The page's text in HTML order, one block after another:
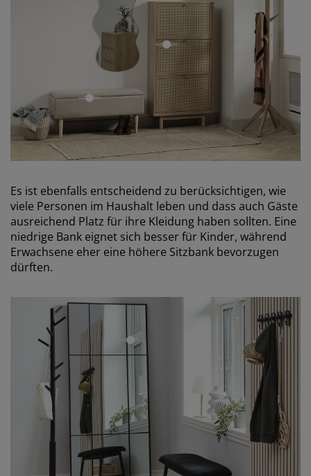
open
open
Es ist ebenfalls entscheidend zu berücksichtigen, wie
viele Personen im Haushalt leben und dass auch Gäste
ausreichend Platz für ihre Kleidung haben sollten. Eine
niedrige Bank eignet sich besser für Kinder, während
Erwachsene eher eine höhere Sitzbank bevorzugen
dürften.
open